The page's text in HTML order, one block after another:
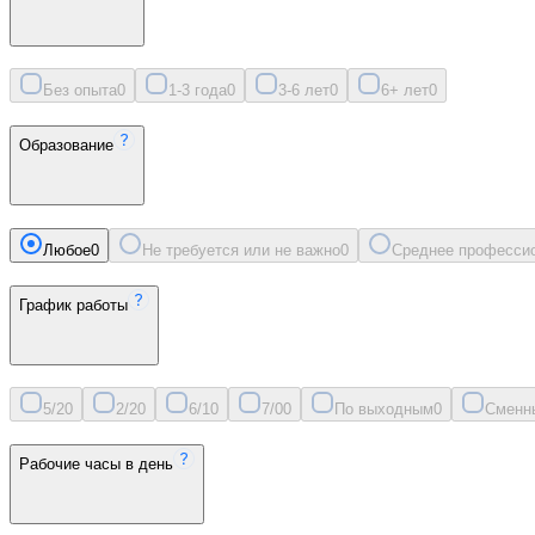
Без опыта0 1-3 года0 3-6 лет0 6+ лет0
Образование
Любое0 Не требуется или не важно0 Среднее
График работы
5/20 2/20 6/10 7/00 По выходным0
Рабочие часы в день